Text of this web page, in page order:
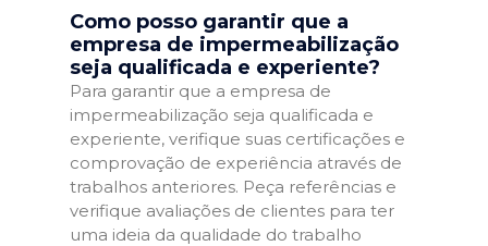
Como posso garantir que a
empresa de impermeabilização
seja qualificada e experiente?
Para garantir que a empresa de
impermeabilização seja qualificada e
experiente, verifique suas certificações e
comprovação de experiência através de
trabalhos anteriores. Peça referências e
verifique avaliações de clientes para ter
uma ideia da qualidade do trabalho